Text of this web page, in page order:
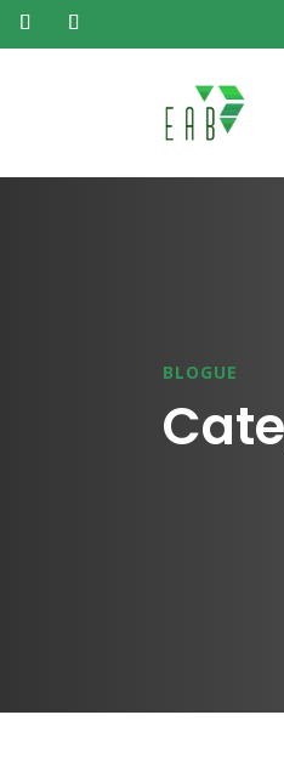
BLOGUE